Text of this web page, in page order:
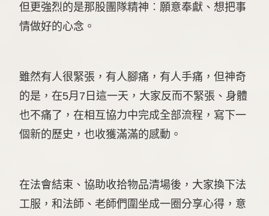
但更強烈的是那股團隊精神︰願意奉獻、想把事
情做好的心念。
雖然有人很緊張，有人腳痛，有人手痛，但神奇
的是，在5月7日這一天，大家反而不緊張、身體
也不痛了，在相互協力中完成全部流程，寫下一
個新的歷史，也收獲滿滿的感動。
在法會結束、協助收拾物品清場後，大家換下法
工服，和法師、老師們圍坐成一圈分享心得，意